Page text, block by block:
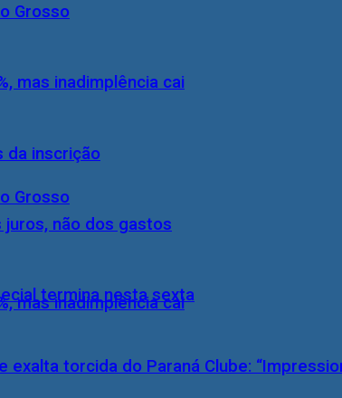
Grosso
mas inadimplência cai
Grosso
mas inadimplência cai
da inscrição
não dos gastos
termina nesta sexta
torcida do Paraná Clube: